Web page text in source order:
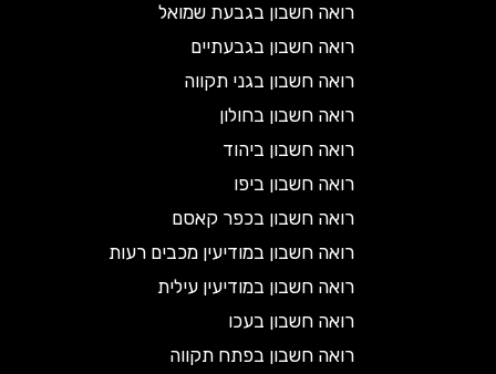
רואה חשבון בגבעת שמואל
רואה חשבון בגבעתיים
רואה חשבון בגני תקווה
רואה חשבון בחולון
רואה חשבון ביהוד
רואה חשבון ביפו
רואה חשבון בכפר קאסם
רואה חשבון במודיעין מכבים רעות
רואה חשבון במודיעין עילית
רואה חשבון בעכו
רואה חשבון בפתח תקווה